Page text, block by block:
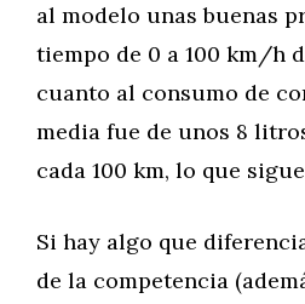
al modelo unas buenas
tiempo de 0 a 100 km/h
cuanto al consumo de
media fue de unos 8
cada 100 km, lo que
Si hay algo que
de la competencia